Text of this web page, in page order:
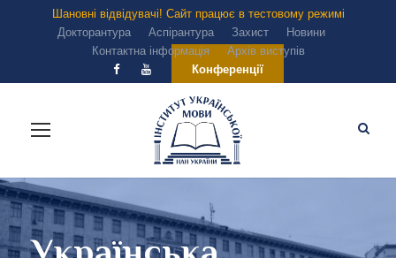
Шановні відвідувачі! Сайт працює в тестовому режимі
Докторантура
Аспірантура Захист
Новини
Контактна інформація
Архів виступів
Конференції